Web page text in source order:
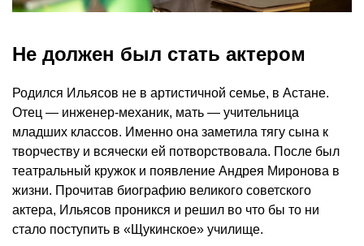
Не должен был стать актером
Родился Ильясов не в артистичной семье, в Астане.
Отец — инженер-механик, мать — учительница
младших классов. Именно она заметила тягу сына к
творчеству и всячески ей потворствовала. После был
театральный кружок и появление Андрея Миронова в
жизни. Прочитав биографию великого советского
актера, Ильясов проникся и решил во что бы то ни
стало поступить в «Щукинское» училище.